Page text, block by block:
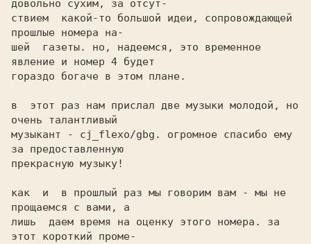
довольно сухим, за отсут-
ствием  какой-то большой идеи, сопровождающей
прошлые номера на-
шей  газеты. но, надеемся, это временное
явление и номер 4 будет
гораздо богаче в этом плане.
в  этот раз нам прислал две музыки молодой, но
очень талантливый
музыкант - cj_flexo/gbg. огромное спасибо ему
за предоставленную
прекрасную музыку!
как  и  в прошлый раз мы говорим вам - мы не
прощаемся с вами, а
лишь  даем время на оценку этого номера. за
этот короткий проме-